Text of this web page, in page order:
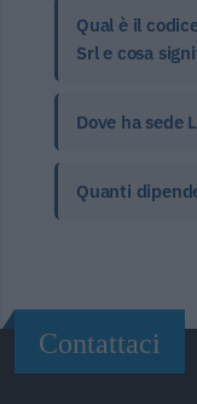
Qual è il
Srl e cosa
Dove ha sede
Quanti
Contattaci